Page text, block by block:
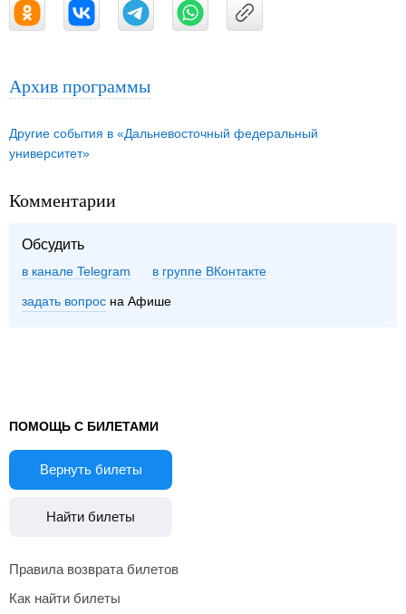
Архив программы
Другие события в «Дальневосточный федеральный
университет»
Комментарии
Обсудить
в канале Telegram группе ВКонтакте
задать вопрос на Афише
ПОМОЩЬ С БИЛЕТАМИ
Вернуть билеты
Найти билеты
Правила возврата билетов
Как найти билеты